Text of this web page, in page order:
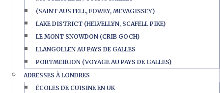
(SAINT AUSTELL, FOWEY, MEVAGISSEY)
LAKE DISTRICT (HELVELLYN, SCAFELL PIKE)
LE MONT SNOWDON (CRIB GOCH)
LLANGOLLEN AU PAYS DE GALLES
PORTMEIRION (VOYAGE AU PAYS DE GALLES)
ADRESSES À LONDRES
ÉCOLES DE CUISINE EN UK